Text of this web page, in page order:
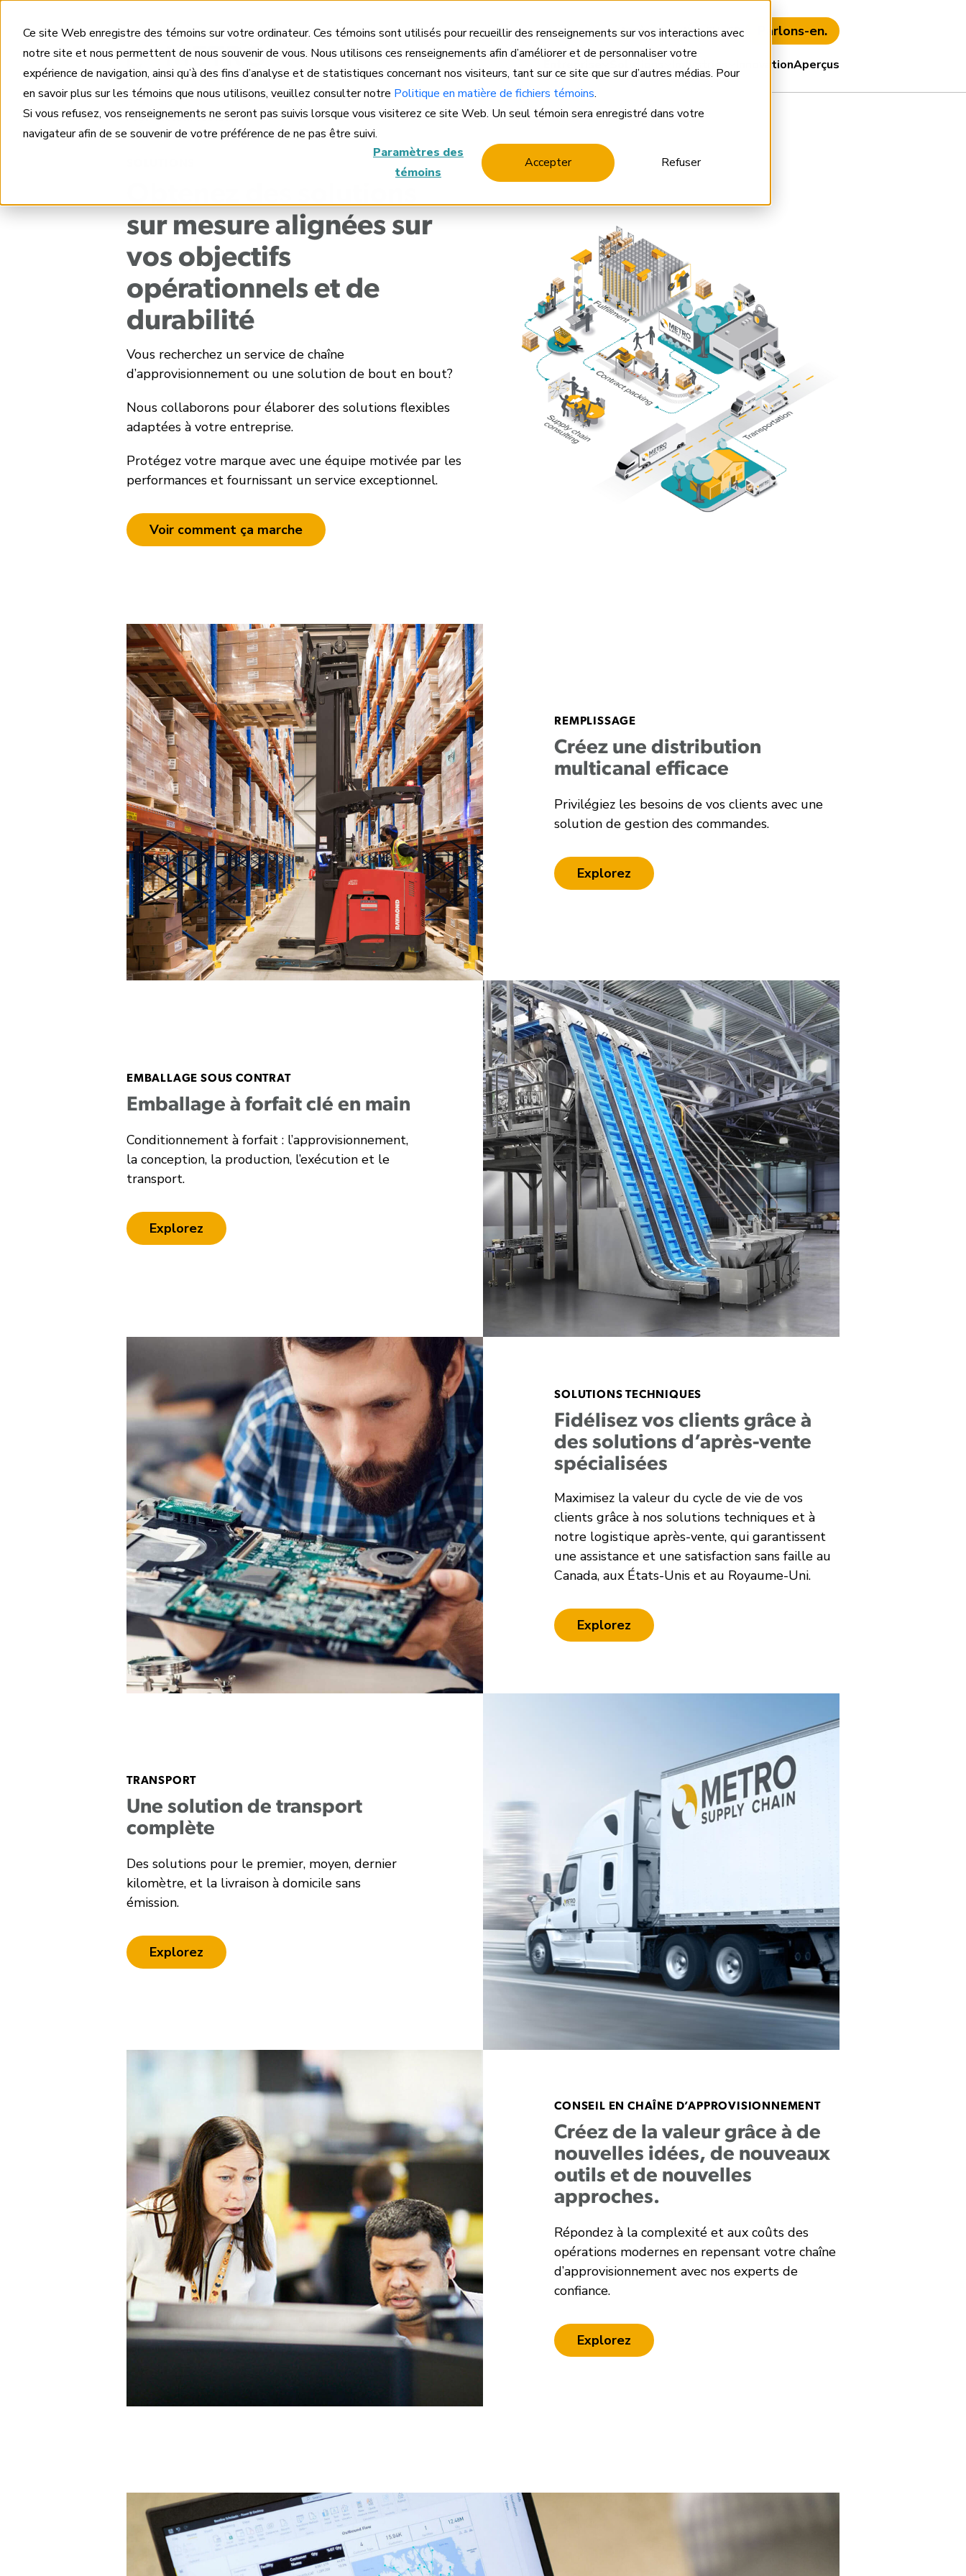
Ce site Web enregistre des témoins sur votre ordinateur. Ces témoins sont utilisés pour recueillir des renseignements sur vos interactions avec
notre site et nous permettent de nous souvenir de vous. Nous utilisons ces renseignements afin d’améliorer et de personnaliser votre
expérience de navigation, ainsi qu’à des fins d’analyse et de statistiques concernant nos visiteurs, tant sur ce site que sur d’autres médias. Pour
en savoir plus sur les témoins que nous utilisons, veuillez consulter notre Politique en matière de fichiers témoins.
Si vous refusez, vos renseignements ne seront pas suivis lorsque vous visiterez ce site Web. Un seul témoin sera enregistré dans votre
navigateur afin de se souvenir de votre préférence de ne pas être suivi.
Paramètres des
témoins
Accepter Refuser
Accès client EN FR Parlons-en.
Industries InnovationAperçus
Page d’accueil Solutions
sur mesure alignées sur
vos objectifs
opérationnels et de
durabilité
Vous recherchez un service de chaîne
d’approvisionnement ou une solution de bout en bout?
Nous collaborons pour élaborer des solutions flexibles
adaptées à votre entreprise.
Protégez votre marque avec une équipe motivée par les
performances et fournissant un service exceptionnel.
Voir comment ça marche
REMPLISSAGE
Créez une distribution
multicanal efficace
Privilégiez les besoins de vos clients avec une
solution de gestion des commandes.
Explorez
EMBALLAGE SOUS CONTRAT
Emballage à forfait clé en main
Conditionnement à forfait : l’approvisionnement,
la conception, la production, l’exécution et le
transport.
Explorez
SOLUTIONS TECHNIQUES
Fidélisez vos clients grâce à
des solutions d’après-vente
spécialisées
Maximisez la valeur du cycle de vie de vos
clients grâce à nos solutions techniques et à
notre logistique après-vente, qui garantissent
une assistance et une satisfaction sans faille au
Canada, aux États-Unis et au Royaume-Uni.
Explorez
TRANSPORT
Une solution de transport
complète
Des solutions pour le premier, moyen, dernier
kilomètre, et la livraison à domicile sans
émission.
Explorez
CONSEIL EN CHAÎNE D’APPROVISIONNEMENT
Créez de la valeur grâce à de
nouvelles idées, de nouveaux
outils et de nouvelles
approches.
Répondez à la complexité et aux coûts des
opérations modernes en repensant votre chaîne
d’approvisionnement avec nos experts de
confiance.
Explorez